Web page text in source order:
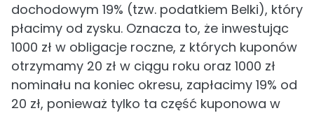
dochodowym 19% (tzw. podatkiem Belki), który
płacimy od zysku. Oznacza to, że inwestując
1000 zł w obligacje roczne, z których kuponów
otrzymamy 20 zł w ciągu roku oraz 1000 zł
nominału na koniec okresu, zapłacimy 19% od
20 zł, ponieważ tylko ta część kuponowa w